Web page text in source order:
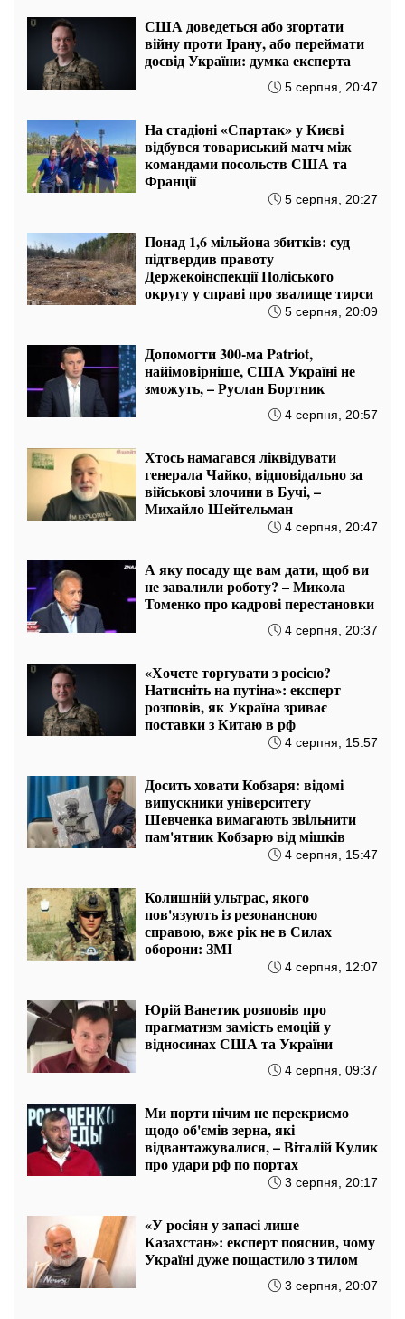
Олег Старіков про нову фазу війни: «Це про те, хто
швидше ухвалить рішення зараз у війні»
20:57 07.08
ШІ проти ядерки: експерт оцінив,
чи можна російську ядерну зброю
7 серпня, 16:27
Мавіки, зарядні станції та апарати
для реанімації: Християнський
Запорізький та Покровський
напрямки
7 серпня, 15:27
«Зараз у Заходу сезон відпусток»:
експерт заявив, що, схоже, ні ракет
7 серпня, 15:17
Новопризначений міністр обрав
Житомирщину для першого
сучасний дім для переселенців за
підтримки Естонії
6 серпня, 13:07
Це не просто там боротьба з армією
держави, а стирання системи
обстріл України
5 серпня, 22:07
«Нібито є терористичним актом»:
експерт розповів, як російська
5 серпня, 21:17
Якщо американське суспільство
буде мати проукраїнську позицію,
то і Трамп так само буде
5 серпня, 21:07
США доведеться або згортати
війну проти Ірану, або переймати
5 серпня, 20:47
На стадіоні «Спартак» у Києві
відбувся товариський матч між
командами посольств США та
5 серпня, 20:27
Понад 1,6 мільйона збитків: суд
підтвердив правоту